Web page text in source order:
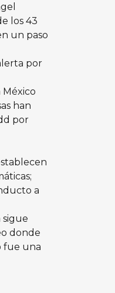
los 43
un paso
por
han
por
a
sigue
donde
fue una